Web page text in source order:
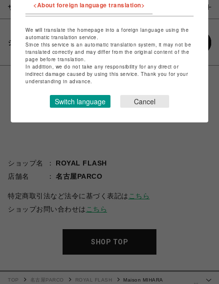
サイズ
シェアする
ショップ名
ROYAL FLASH
店舗名
名古屋PARCO
特定商取引法など法令に基づく表記は こちら
ショップお問い合わせは こちら
SHOP TOP
…
TOP 名古屋PARCO ROYAL FLASH
Maison MIHARA
<About foreign language translation>
We will translate the homepage into a foreign language using the
automatic translation service.
Since this service is an automatic translation system, it may not be
translated correctly and may differ from the original content of the
page before translation.
In addition, we do not take any responsibility for any direct or
indirect damage caused by using this service. Thank you for your
understanding in advance.
Switch language Cancel